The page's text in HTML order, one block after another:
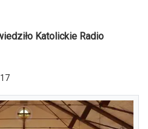
Katolickie Radio